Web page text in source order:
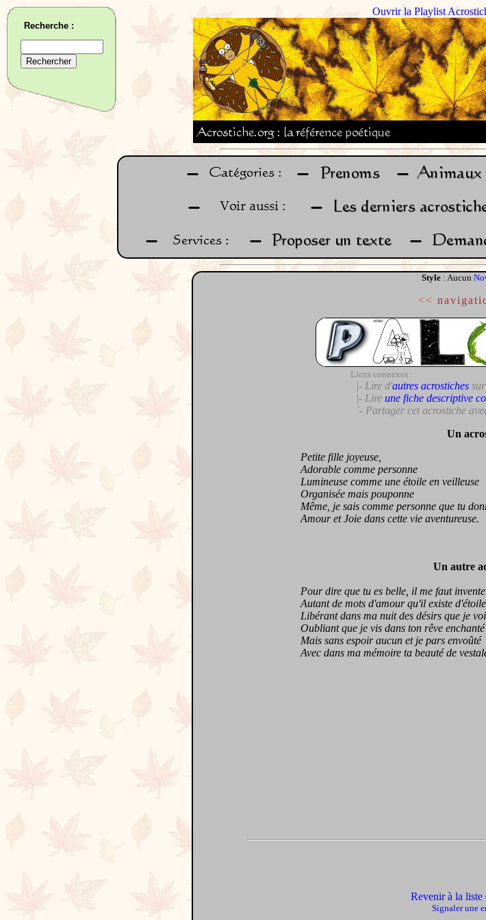
Ouvrir la Playlist
Style : Aucun
<<
Liens connexes :
|- Lire d'autres acrostichessur
|- Lire une fiche descriptive
`- Partager cet acrostiche
Un
Petite fille joyeuse,
Adorable comme personne
Lumineuse comme une étoile en veilleuse
Organisée mais pouponne
Même, je sais comme personne que tu
Amour et Joie dans cette vie aventureuse.
Un autre
Pour dire que tu es belle, il me faut
Autant de mots d'amour qu'il existe
Libérant dans ma nuit des désirs que je
Oubliant que je vis dans ton rêve enchanté
Mais sans espoir aucun et je pars envoûté
Avec dans ma mémoire ta beauté de
Revenir à la liste
Signaler une
Recherche :